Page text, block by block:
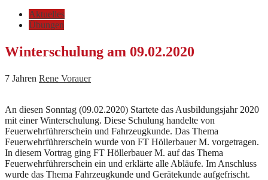
Aktuelles
Übungen
Winterschulung am 09.02.2020
7 Jahren Rene Vorauer
An diesen Sonntag (09.02.2020) Startete das Ausbildungsjahr 2020
mit einer Winterschulung. Diese Schulung handelte von
Feuerwehrführerschein und Fahrzeugkunde. Das Thema
Feuerwehrführerschein wurde von FT Höllerbauer M. vorgetragen.
In diesem Vortrag ging FT Höllerbauer M. auf das Thema
Feuerwehrführerschein ein und erklärte alle Abläufe. Im Anschluss
wurde das Thema Fahrzeugkunde und Gerätekunde aufgefrischt.